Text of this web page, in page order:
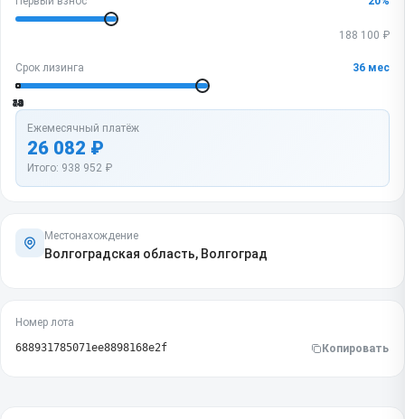
188 100 ₽
Срок лизинга 36 мес
12
24
36
48
60
Ежемесячный платёж
26 082 ₽
Итого: 938 952 ₽
Местонахождение
Волгоградская область, Волгоград
Номер лота
688931785071ee8898168e2f Копировать